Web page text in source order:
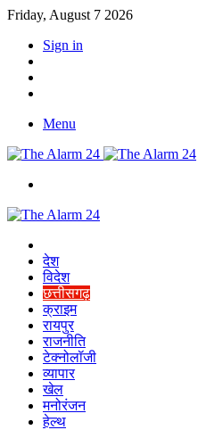
Friday, August 7 2026
Sign in
Menu
देश
विदेश
छत्तीसगढ़
क्राइम
रायपुर
राजनीति
टेक्नोलॉजी
व्यापार
खेल
मनोरंजन
हेल्थ